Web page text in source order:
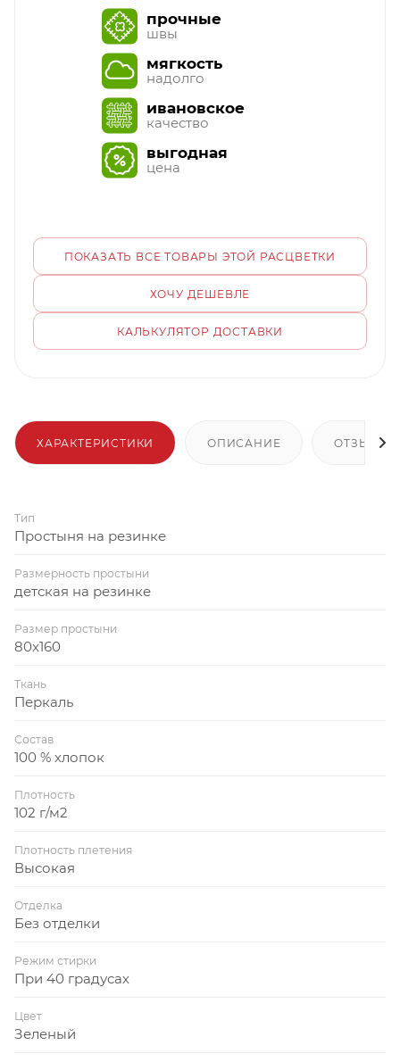
прочные
швы
мягкость
надолго
ивановское
качество
выгодная
цена
ПОКАЗАТЬ ВСЕ ТОВАРЫ ЭТОЙ РАСЦВЕТКИ
ХОЧУ ДЕШЕВЛЕ
КАЛЬКУЛЯТОР ДОСТАВКИ
ХАРАКТЕРИСТИКИ ОПИСАНИЕ ОТЗЫВЫ
Тип
Простыня на резинке
Размерность простыни
детская на резинке
Размер простыни
80x160
Ткань
Перкаль
Состав
100 % хлопок
Плотность
102 г/м2
Плотность плетения
Высокая
Отделка
Без отделки
Режим стирки
При 40 градусах
Цвет
Зеленый